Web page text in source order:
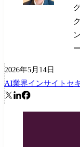
ー
2026年5月14日
AI業界インサイト セ